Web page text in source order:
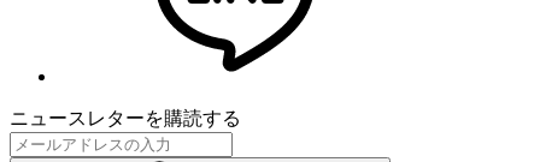
ニュースレターを購読する